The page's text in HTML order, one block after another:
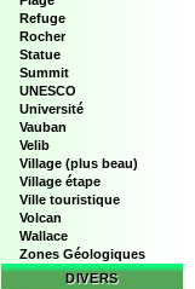
Refuge
Rocher
Statue
Summit
UNESCO
Université
Vauban
Velib
Village (plus beau)
Village étape
Ville touristique
Volcan
Wallace
Zones Géologiques
DIVERS